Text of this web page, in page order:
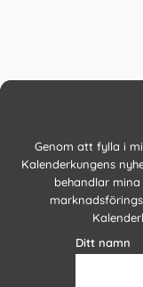
Genom att fylla i
Kalenderkungens
behandlar
Ditt namn